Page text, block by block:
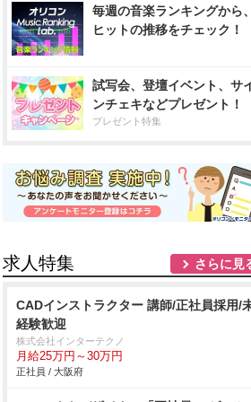
毎週の音楽ランキングから、
ヒットの推移をチェック！
試写会、登壇イベント、サ
ンチェキなどプレゼント！
プレゼント特集
求人特集 さらに見
CADインストラクター 講師/正社員採用/
経験歓迎
株式会社インターテクノ
月給25万円～30万円
正社員 / 大阪府